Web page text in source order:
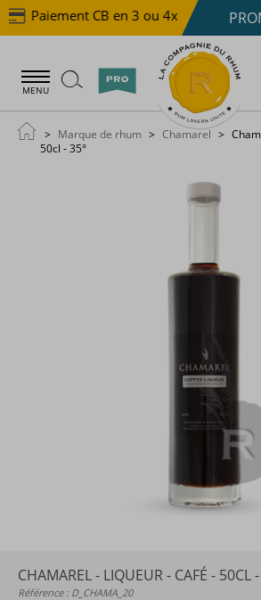
Paiement CB en 3 ou 4x dès 100 €
MENU
Marque de rhum Chamarel
50cl - 35°
CHAMAREL - LIQUEUR - CAFÉ - 50CL
Référence : D_CHAMA_20